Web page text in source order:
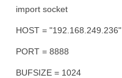
import socket
HOST = "192.168.249.236"
PORT = 8888
BUFSIZE = 1024